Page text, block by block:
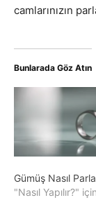
camlarınızın
Bunlarada Göz Atın
Gümüş Nasıl
"Nasıl Yapılır?"